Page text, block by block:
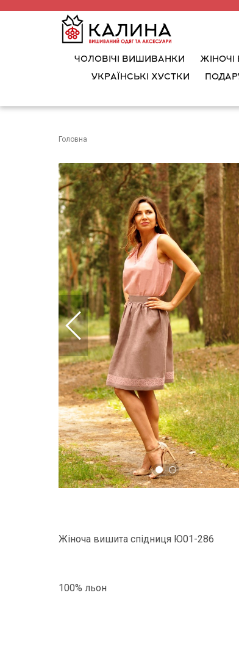
ЧОЛОВІЧІ ВИШИВАНКИ
УКРАЇНСЬКІ ХУСТКИ
Головна
Жіноча вишита спідниця Ю01-286
100% льон